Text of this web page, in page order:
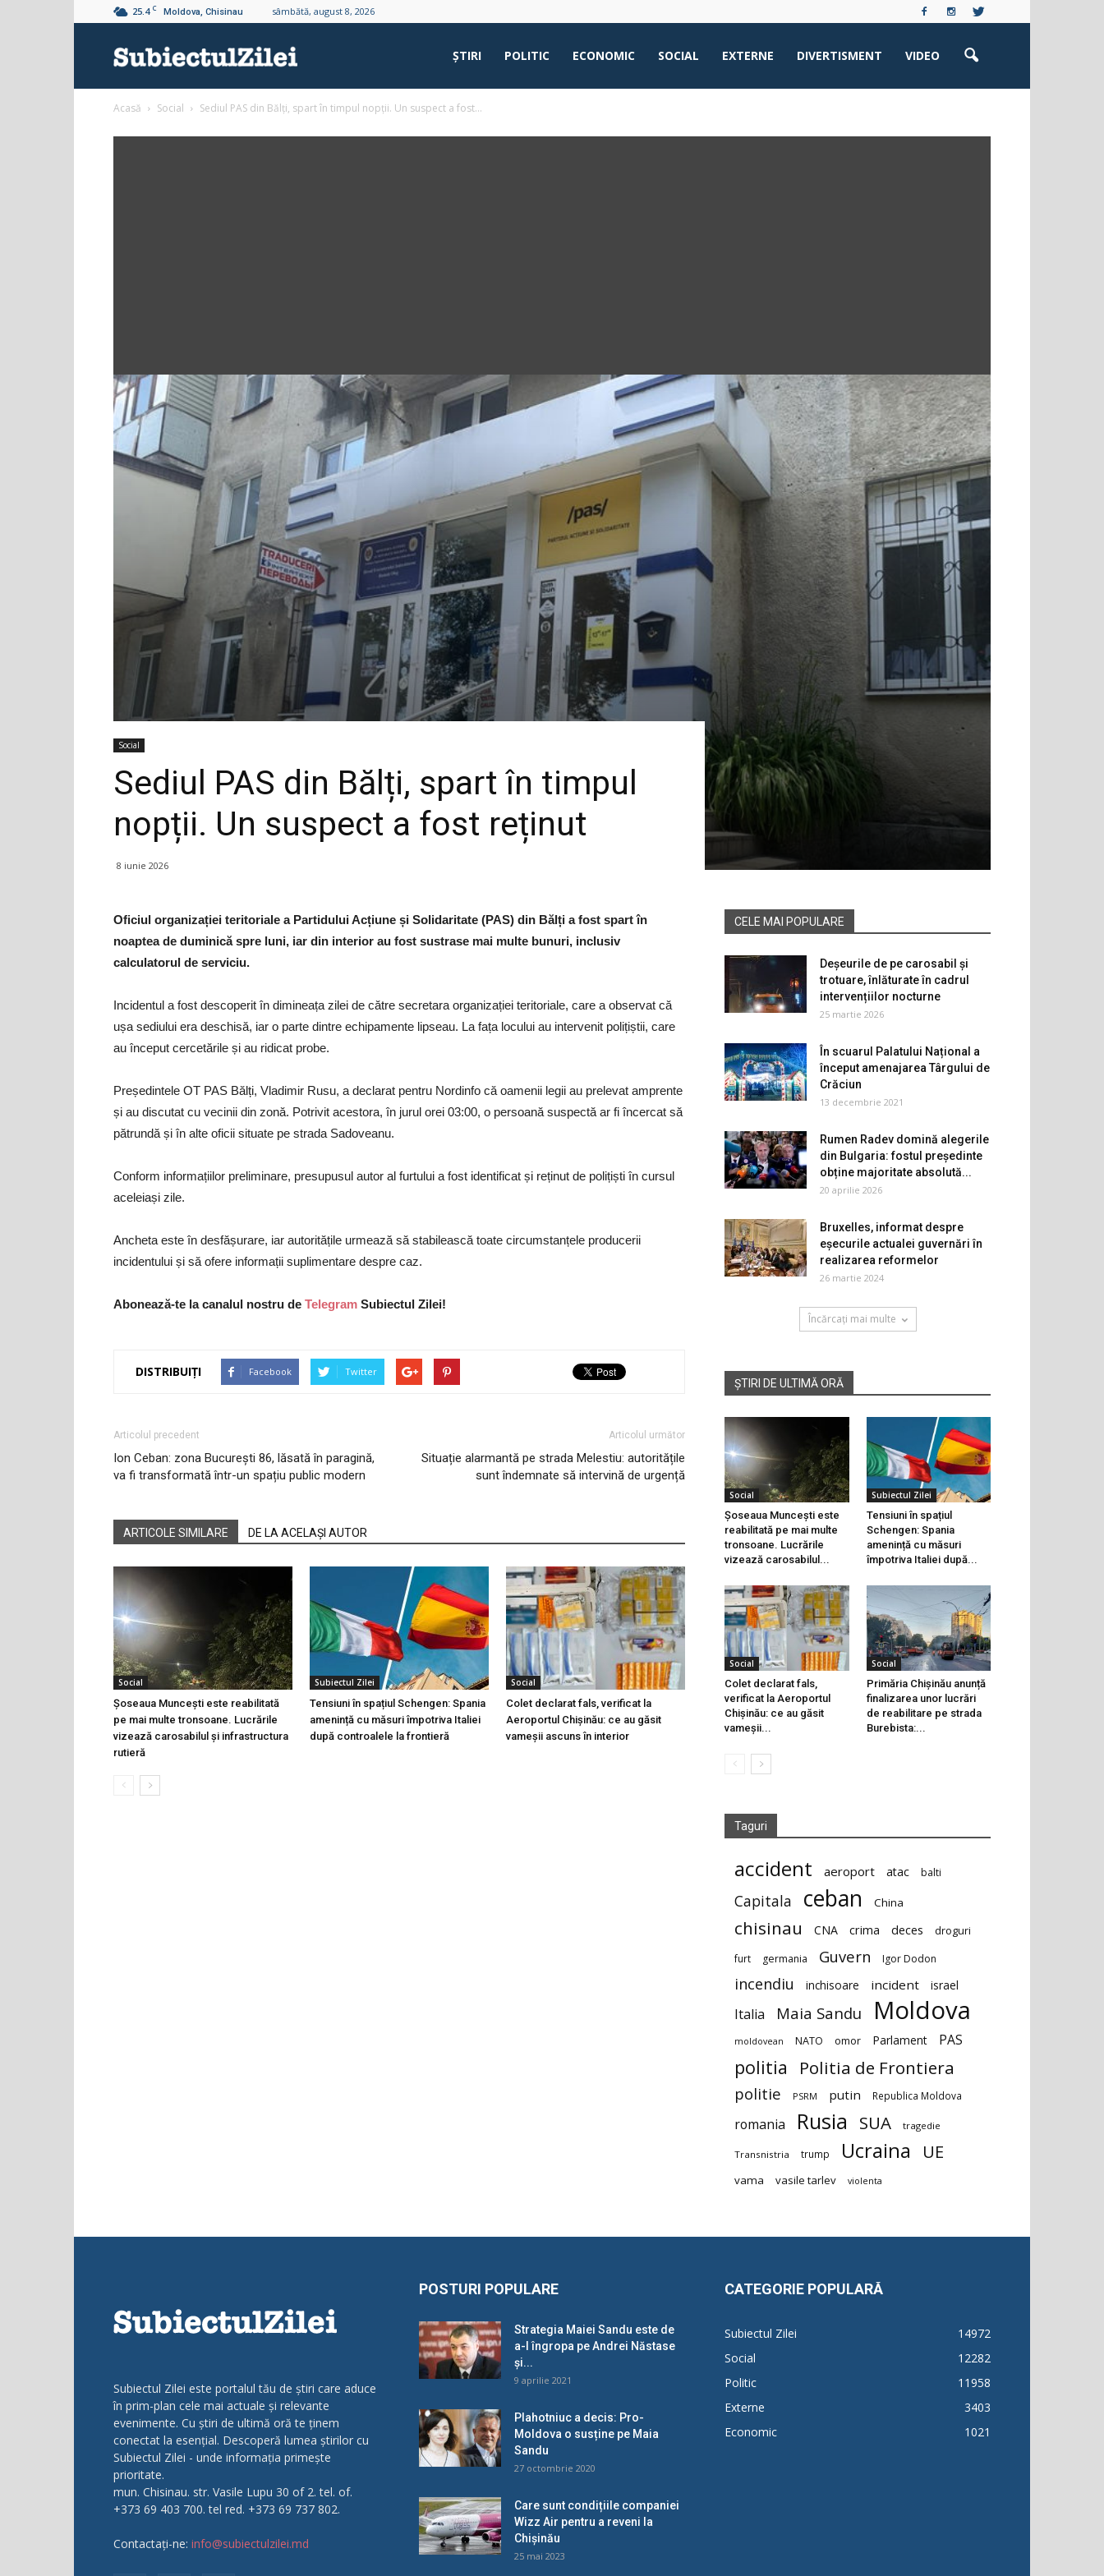
25.4 C Moldova, Chisinau sâmbătă, august 8, 2026
ŞTIRI POLITIC ECONOMIC SOCIAL EXTERNE DIVERTISMENT VIDEO
Acasă Social Sediul PAS din Bălți, spart în timpul nopții. Un suspect a fost...
Social
Sediul PAS din Bălți, spart în timpul
nopții. Un suspect a fost reținut
8 iunie 2026
Oficiul organizației teritoriale a Partidului Acțiune și Solidaritate (PAS) din Bălți a fost spart în
noaptea de duminică spre luni, iar din interior au fost sustrase mai multe bunuri, inclusiv
calculatorul de serviciu.
Incidentul a fost descoperit în dimineața zilei de către secretara organizației teritoriale, care a observat că
ușa sediului era deschisă, iar o parte dintre echipamente lipseau. La fața locului au intervenit polițiștii, care
au început cercetările și au ridicat probe.
Președintele OT PAS Bălți, Vladimir Rusu, a declarat pentru Nordinfo că oamenii legii au prelevat amprente
și au discutat cu vecinii din zonă. Potrivit acestora, în jurul orei 03:00, o persoană suspectă ar fi încercat să
pătrundă și în alte oficii situate pe strada Sadoveanu.
Conform informațiilor preliminare, presupusul autor al furtului a fost identificat și reținut de polițiști în cursul
aceleiași zile.
Ancheta este în desfășurare, iar autoritățile urmează să stabilească toate circumstanțele producerii
incidentului și să ofere informații suplimentare despre caz.
Abonează-te la canalul nostru de Telegram Subiectul Zilei!
DISTRIBUIȚI Facebook Twitter
Articolul precedent
Ion Ceban: zona București 86, lăsată în paragină,
va fi transformată într-un spațiu public modern
Articolul următor
Situație alarmantă pe strada Melestiu: autoritățile
sunt îndemnate să intervină de urgență
ARTICOLE SIMILARE DE LA ACELAȘI AUTOR
Social
Șoseaua Muncești este reabilitată
pe mai multe tronsoane. Lucrările
vizează carosabilul și infrastructura
rutieră
Subiectul Zilei
Tensiuni în spațiul Schengen: Spania
amenință cu măsuri împotriva Italiei
după controalele la frontieră
Social
Colet declarat fals, verificat la
Aeroportul Chișinău: ce au găsit
vameșii ascuns în interior
CELE MAI POPULARE
Deșeurile de pe carosabil și
trotuare, înlăturate în cadrul
intervențiilor nocturne
25 martie 2026
În scuarul Palatului Național a
început amenajarea Târgului de
Crăciun
13 decembrie 2021
Rumen Radev domină alegerile
din Bulgaria: fostul președinte
obține majoritate absolută...
20 aprilie 2026
Bruxelles, informat despre
eșecurile actualei guvernări în
realizarea reformelor
26 martie 2024
Încărcați mai multe
ȘTIRI DE ULTIMĂ ORĂ
Social
Șoseaua Muncești este
reabilitată pe mai multe
tronsoane. Lucrările
vizează carosabilul...
Subiectul Zilei
Tensiuni în spațiul
Schengen: Spania
amenință cu măsuri
împotriva Italiei după...
Social
Colet declarat fals,
verificat la Aeroportul
Chișinău: ce au găsit
vameșii...
Social
Primăria Chișinău anunță
finalizarea unor lucrări
de reabilitare pe strada
Burebista:...
Taguri
accident aeroport atac balti
Capitala ceban China
chisinau CNA crima deces droguri
furt germania Guvern Igor Dodon
incendiu inchisoare incident israel
Italia Maia Sandu Moldova
moldovean NATO omor Parlament PAS
politia Politia de Frontiera
politie PSRM putin Republica Moldova
romania Rusia SUA tragedie
Transnistria trump Ucraina UE
vama vasile tarlev violenta
Subiectul Zilei este portalul tău de știri care aduce
în prim-plan cele mai actuale și relevante
evenimente. Cu știri de ultimă oră te ținem
conectat la esențial. Descoperă lumea știrilor cu
Subiectul Zilei - unde informația primește
prioritate.
mun. Chisinau. str. Vasile Lupu 30 of 2. tel. of.
+373 69 403 700. tel red. +373 69 737 802.
Contactați-ne: info@subiectulzilei.md
POSTURI POPULARE
Strategia Maiei Sandu este de
a-l îngropa pe Andrei Năstase
și...
9 aprilie 2021
Plahotniuc a decis: Pro-
Moldova o susține pe Maia
Sandu
27 octombrie 2020
Care sunt condițiile companiei
Wizz Air pentru a reveni la
Chișinău
25 mai 2023
CATEGORIE POPULARĂ
Subiectul Zilei
14972
Social
12282
Politic
11958
Externe
3403
Economic
1021